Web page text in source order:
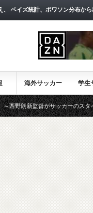
ベイズ統計、ポワソン分布か
海外サッカー 学生
がサッカーのスタイルは何か～